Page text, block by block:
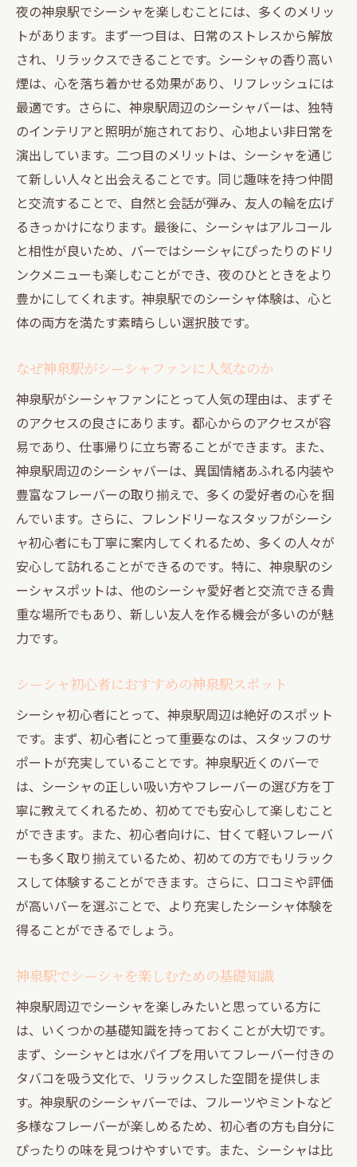
神泉駅のシーシャバーでのリラックス法
夜の神泉駅で特別な交流が生まれる理由
シーシャバーでの会話から生まれる新しい
繋がり
リラックスできる神泉駅のシーシャスポッ
ト紹介
シーシャを通じた神泉駅のコミュニティ形
成
神泉駅周辺でシーシャと共に味わう多文化体験
多文化の交差点としての神泉駅の役割
シーシャを通じて感じる神泉駅の多文化交
流
理
神泉駅でのシーシャ体験がもたらす多文化
理解
シーシャで味わう神泉駅の国際的な雰囲気
神泉駅で見つけるシーシャとドリンクのベスト
マッチ
シーシャと相性抜群のドリンク選び
神泉駅で楽しむシーシャとドリンクの組み
合わせ
シーシャファン必見の神泉駅ドリンクメニ
神泉駅で試したいシーシャとドリンクのペ
シーシャのフレーバーに合うドリンクを見
つける
神泉駅のシーシャバーで味わう特別なドリ
ンク
シーシャを通じて神泉駅で新たなコミュニティ
を築く
シーシャ愛好者が集まる神泉駅の魅力
神泉駅でのシーシャを通じた交流の場
シーシャで広がる神泉駅の新しい人間関係
神泉駅のシーシャバーでのコミュニティイ
ベント
シーシャが結ぶ神泉駅の仲間たち
神泉駅の夜を彩るシーシャと音楽のハーモニー
神泉駅のシーシャバーで楽しむ音楽の力
シーシャと音楽が織りなす神泉駅の夜
神泉駅で聴きたいシーシャバーのプレイリ
夜の神泉駅でシーシャを楽しむことには、多くのメリッ
トがあります。まず一つ目は、日常のストレスから解放
され、リラックスできることです。シーシャの香り高い
煙は、心を落ち着かせる効果があり、リフレッシュには
最適です。さらに、神泉駅周辺のシーシャバーは、独特
のインテリアと照明が施されており、心地よい非日常を
演出しています。二つ目のメリットは、シーシャを通じ
て新しい人々と出会えることです。同じ趣味を持つ仲間
と交流することで、自然と会話が弾み、友人の輪を広げ
るきっかけになります。最後に、シーシャはアルコール
と相性が良いため、バーではシーシャにぴったりのドリ
ンクメニューも楽しむことができ、夜のひとときをより
豊かにしてくれます。神泉駅でのシーシャ体験は、心と
体の両方を満たす素晴らしい選択肢です。
なぜ神泉駅がシーシャファンに人気なのか
神泉駅がシーシャファンにとって人気の理由は、まずそ
のアクセスの良さにあります。都心からのアクセスが容
易であり、仕事帰りに立ち寄ることができます。また、
神泉駅周辺のシーシャバーは、異国情緒あふれる内装や
豊富なフレーバーの取り揃えで、多くの愛好者の心を掴
んでいます。さらに、フレンドリーなスタッフがシーシ
ャ初心者にも丁寧に案内してくれるため、多くの人々が
安心して訪れることができるのです。特に、神泉駅のシ
ーシャスポットは、他のシーシャ愛好者と交流できる貴
重な場所でもあり、新しい友人を作る機会が多いのが魅
力です。
シーシャ初心者におすすめの神泉駅スポット
シーシャ初心者にとって、神泉駅周辺は絶好のスポット
です。まず、初心者にとって重要なのは、スタッフのサ
ポートが充実していることです。神泉駅近くのバーで
は、シーシャの正しい吸い方やフレーバーの選び方を丁
寧に教えてくれるため、初めてでも安心して楽しむこと
ができます。また、初心者向けに、甘くて軽いフレーバ
ーも多く取り揃えているため、初めての方でもリラック
スして体験することができます。さらに、口コミや評価
が高いバーを選ぶことで、より充実したシーシャ体験を
得ることができるでしょう。
神泉駅でシーシャを楽しむための基礎知識
神泉駅周辺でシーシャを楽しみたいと思っている方に
は、いくつかの基礎知識を持っておくことが大切です。
まず、シーシャとは水パイプを用いてフレーバー付きの
タバコを吸う文化で、リラックスした空間を提供しま
す。神泉駅のシーシャバーでは、フルーツやミントなど
多様なフレーバーが楽しめるため、初心者の方も自分に
ぴったりの味を見つけやすいです。また、シーシャは比